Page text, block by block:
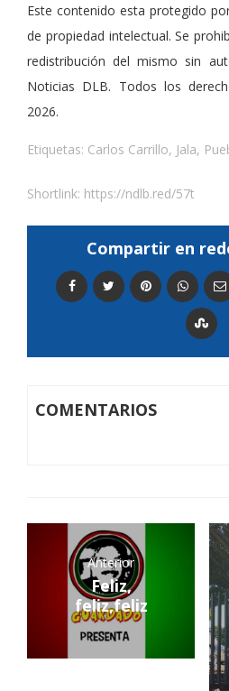
Este contenido esta protegido
de propiedad intelectual. Se
redistribución del mismo sin
Noticias DLB. Todos los
2026.
Etiquetas: Carlos Carrillo, Jala,
Shortlink: https://ndlb.red/57t
Compartir en
COMENTARIOS
Anterior
Feliz,
feliz,feliz